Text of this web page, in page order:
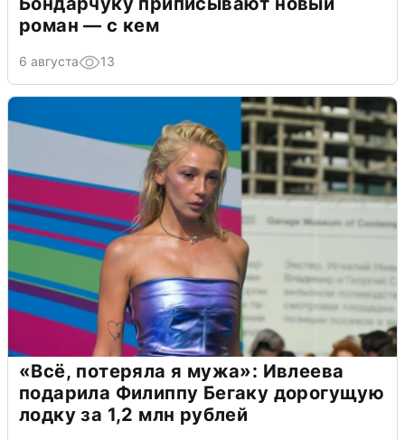
роман — с кем
6 августа 13
«Всё, потеряла я мужа»: Ивлеева
подарила Филиппу Бегаку дорогущую
лодку за 1,2 млн рублей